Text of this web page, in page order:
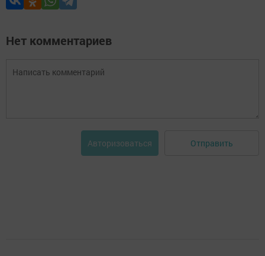
Нет комментариев
Авторизоваться Отправить